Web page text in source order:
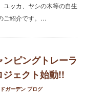
ユッカ、ヤシの木等の自生
ご紹介です。…
ピングトレーラ
ェクト始動!!
ガーデン ブログ